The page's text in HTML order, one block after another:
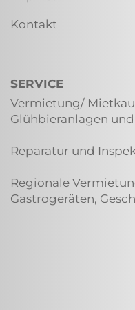
Kontakt
SERVICE
Vermietung/
Glühbieranlagen
Reparatur und
Regionale
Gastrogeräten,